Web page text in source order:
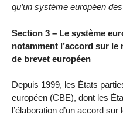
qu’un système européen
Section 3 – Le système
notamment l’accord sur
de brevet européen
Depuis 1999, les États
européen (CBE), dont les
l’élaboration d’un accord